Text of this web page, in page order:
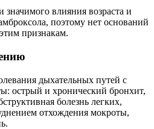
влияния возраста и
поэтому нет оснований
признакам.
дыхательных путей с
острый и хронический бронхит,
болезнь легких,
отхождения мокроты,